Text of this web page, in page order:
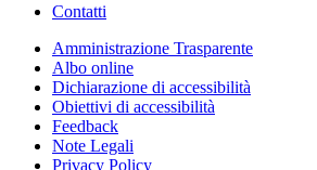
Contatti
Amministrazione Trasparente
Albo online
Dichiarazione di accessibilità
Obiettivi di accessibilità
Feedback
Note Legali
Privacy Policy